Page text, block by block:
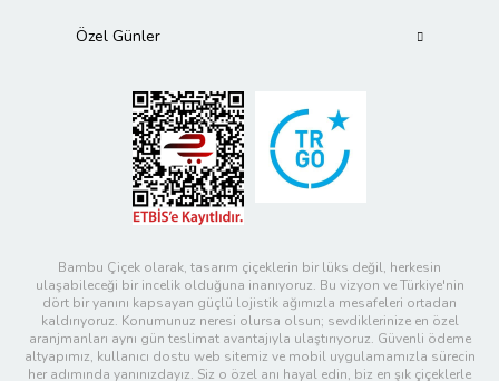
Özel Günler
Bambu Çiçek olarak, tasarım çiçeklerin bir lüks değil, herkesin
ulaşabileceği bir incelik olduğuna inanıyoruz. Bu vizyon ve Türkiye'nin
dört bir yanını kapsayan güçlü lojistik ağımızla mesafeleri ortadan
kaldırıyoruz. Konumunuz neresi olursa olsun; sevdiklerinize en özel
aranjmanları aynı gün teslimat avantajıyla ulaştırıyoruz. Güvenli ödeme
altyapımız, kullanıcı dostu web sitemiz ve mobil uygulamamızla sürecin
her adımında yanınızdayız. Siz o özel anı hayal edin, biz en şık çiçeklerle